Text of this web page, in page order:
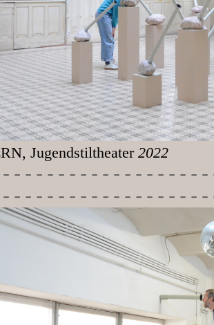
Jugendstiltheater 2022